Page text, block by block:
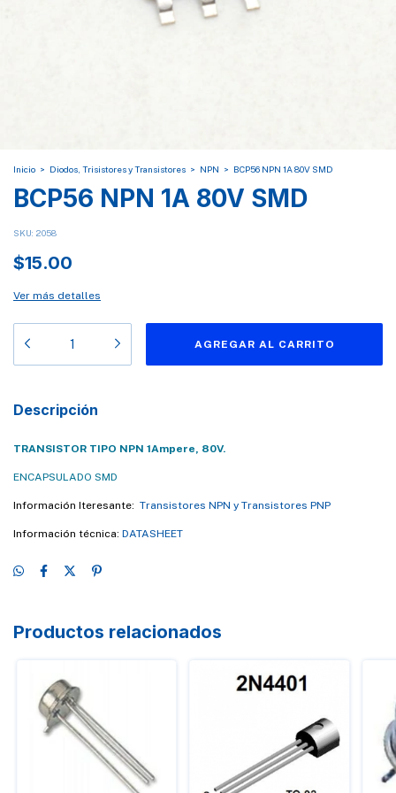
Inicio > Diodos, Trisistores y Transistores > NPN > BCP56 NPN 1A 80V SMD
BCP56 NPN 1A 80V SMD
SKU: 2058
$15.00
Ver más detalles
Descripción
TRANSISTOR TIPO NPN 1Ampere, 80V.
ENCAPSULADO SMD
Información Iteresante: Transistores NPN y Transistores PNP
Información técnica: DATASHEET
Productos relacionados